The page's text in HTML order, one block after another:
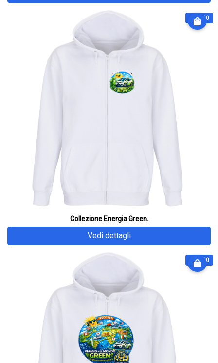
€ 64.90
Collezione Energia Green.
Vedi dettagli
€ 64.90